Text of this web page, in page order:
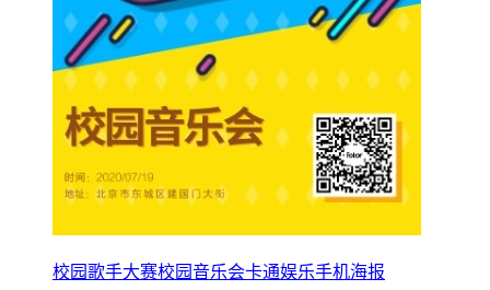
校园歌手大赛校园音乐会卡通娱乐手机海报